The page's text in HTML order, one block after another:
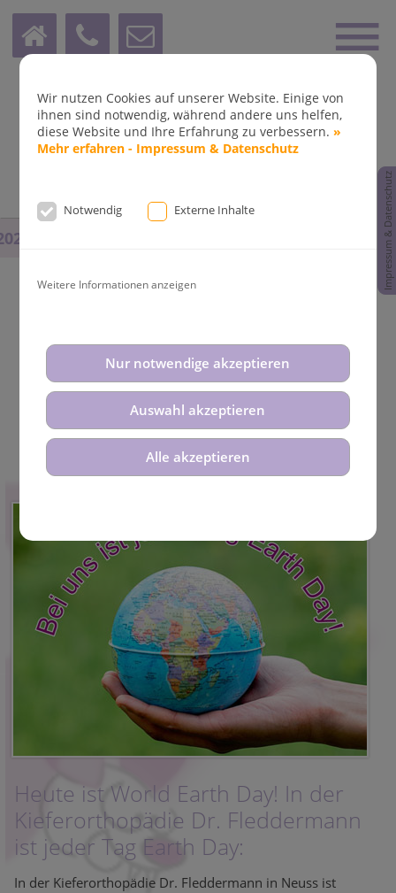
Wir nutzen Cookies auf unserer Website. Einige von
ihnen sind notwendig, während andere uns helfen,
diese Website und Ihre Erfahrung zu verbessern.»
Mehr erfahren - Impressum & Datenschutz
Notwendig Externe Inhalte
Weitere Informationen anzeigen
Nur notwendige akzeptieren
Auswahl akzeptieren
Alle akzeptieren
Impressum & Datenschutz
Aktuelle News aus der
Kieferorthopädie Dr. Fleddermann
Heute ist World Earth Day! In der
Kieferorthopädie Dr. Fleddermann
ist jeder Tag Earth Day:
In der Kieferorthopädie Dr. Fleddermann in Neuss ist